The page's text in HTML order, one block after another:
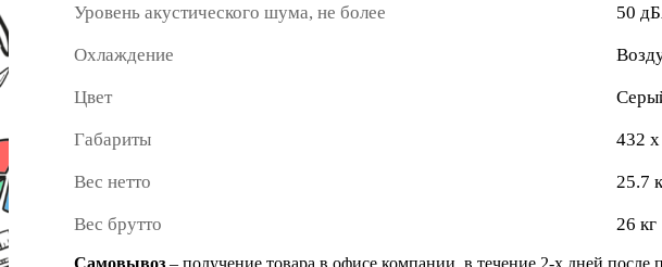
Уровень акустического шума, не более 50
Охлаждение
Цвет
Габариты 432
Вес нетто 25.7
Вес брутто 26 кг
Самовывоз – получение товара в офисе компании, в течение 2-х дней